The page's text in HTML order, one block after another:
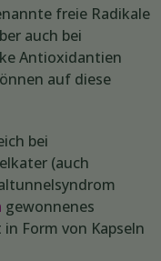
freie Radikale
auch bei
Antioxidantien
auf diese
bei
(auch
gewonnenes
Form von Kapseln